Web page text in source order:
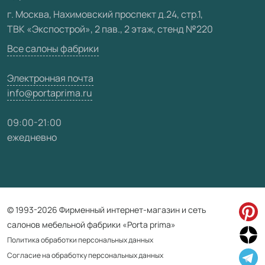
Видео
Карта сайта
г. Москва, Нахимовский проспект д.24, стр.1,
ТВК «Экспострой», 2 пав., 2 этаж, стенд №220
Все салоны фабрики
Электронная почта
info@portaprima.ru
09:00-21:00
ежедневно
© 1993-2026 Фирменный интернет-магазин и сеть
салонов мебельной фабрики «Porta prima»
Политика обработки персональных данных
Согласие на обработку персональных данных